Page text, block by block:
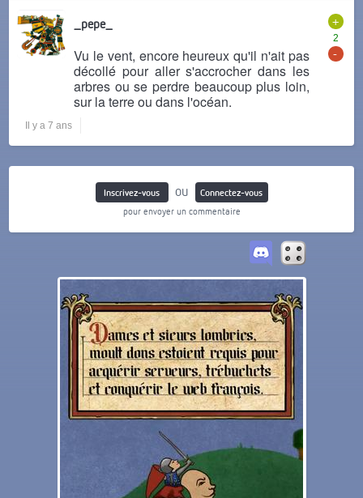
+
2
-
_pepe_
Vu le vent, encore heureux qu'il n'ait pas
décollé pour aller s'accrocher dans les
arbres ou se perdre beaucoup plus loin,
sur la terre ou dans l'océan.
Il y a 7 ans
Inscrivez-vous ou
Connectez-vous
pour envoyer un commentaire